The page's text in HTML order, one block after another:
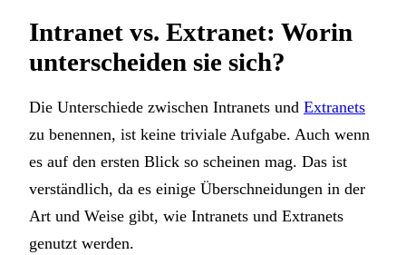
Intranet vs. Extranet: Worin
unterscheiden sie sich?
Die Unterschiede zwischen Intranets und Extranets
zu benennen, ist keine triviale Aufgabe. Auch wenn
es auf den ersten Blick so scheinen mag. Das ist
verständlich, da es einige Überschneidungen in der
Art und Weise gibt, wie Intranets und Extranets
genutzt werden.